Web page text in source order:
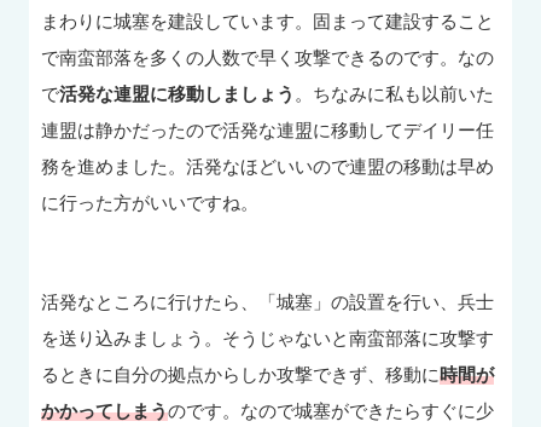
まわりに城塞を建設しています。固まって建設すること
で南蛮部落を多くの人数で早く攻撃できるのです。なの
で活発な連盟に移動しましょう 。ちなみに私も以前いた
連盟は静かだったので活発な連盟に移動してデイリー任
務を進めました。活発なほどいいので連盟の移動は早め
に行った方がいいですね。
活発なところに行けたら、「城塞」の設置を行い、兵士
を送り込みましょう。そうじゃないと南蛮部落に攻撃す
るときに自分の拠点からしか攻撃できず、移動に時間が
かかってしまうのです。なので城塞ができたらすぐに少